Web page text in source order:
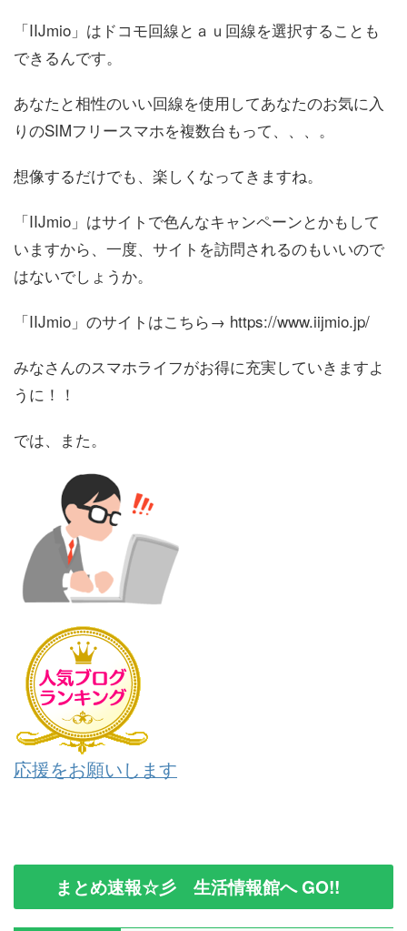
「IIJmio」はドコモ回線とａｕ回線を選択することも
できるんです。
あなたと相性のいい回線を使用してあなたのお気に入
りのSIMフリースマホを複数台もって、、、。
想像するだけでも、楽しくなってきますね。
「IIJmio」はサイトで色んなキャンペーンとかもして
いますから、一度、サイトを訪問されるのもいいので
はないでしょうか。
「IIJmio」のサイトはこちら→ https://www.iijmio.jp/
みなさんのスマホライフがお得に充実していきますよ
うに！！
では、また。
応援をお願いします
まとめ速報☆彡 生活情報館へ GO!!